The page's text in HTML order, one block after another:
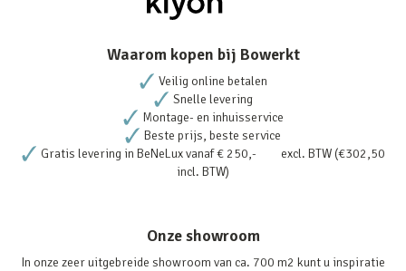
Waarom kopen bij Bowerkt
Veilig online betalen
Snelle levering
Montage- en inhuisservice
Beste prijs, beste service
Gratis levering in BeNeLux vanaf € 250,- excl. BTW (€302,50
incl. BTW)
Onze showroom
In onze zeer uitgebreide showroom van ca. 700 m2 kunt u inspiratie